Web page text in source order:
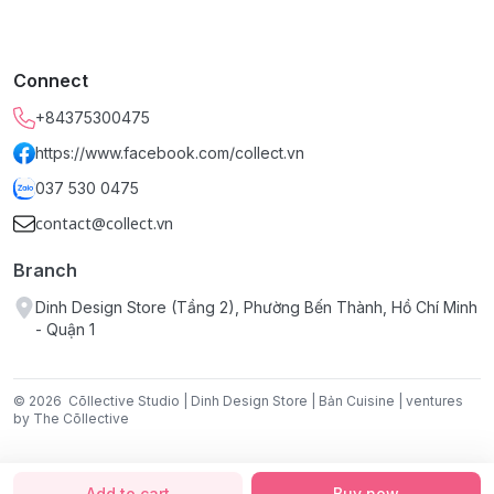
Connect
+84375300475
https://www.facebook.com/collect.vn
037 530 0475
contact@collect.vn
Branch
Dinh Design Store (Tầng 2), Phường Bến Thành, Hồ Chí Minh
- Quận 1
© 2026 Cōllective Studio | Dinh Design Store | Bản Cuisine | ventures
by The Cōllective